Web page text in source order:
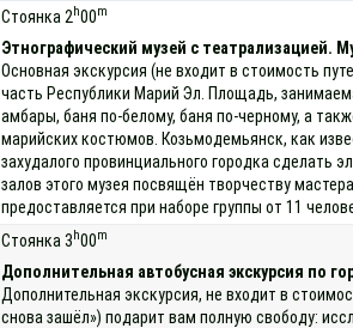
Стоянка 2 h00m
Этнографический музей с театрализацией.
Основная экскурсия (не входит в стоимость
часть Республики Марий Эл. Площадь,
амбары, баня по-белому, баня по-черному, а
марийских костюмов. Козьмодемьянск, как
захудалого провинциального городка
залов этого музея посвящён творчеству
предоставляется при наборе группы от 11
Стоянка 3 h00m
Дополнительная автобусная экскурсия по
Дополнительная экскурсия, не входит в
снова зашёл») подарит вам полную свободу: